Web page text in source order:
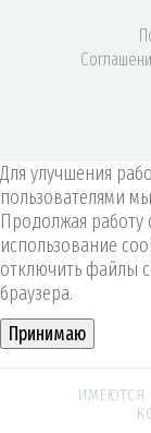
ИМЕЮТСЯ
Для улучшения
пользователями
Продолжая работу
использование
отключить файлы
браузера.
Принимаю